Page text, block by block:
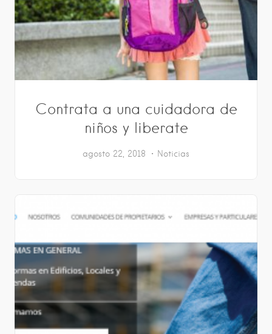
Contrata a una cuidadora de
niños y liberate
agosto 22, 2018 Noticias